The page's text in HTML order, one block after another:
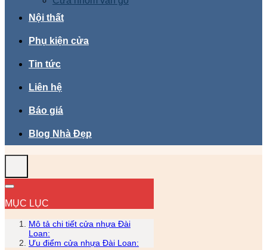
Nội thất
Phụ kiện cửa
Tin tức
Liên hệ
Báo giá
Blog Nhà Đẹp
MỤC LỤC
Mô tả chi tiết cửa nhựa Đài
Loan:
Ưu điểm cửa nhựa Đài Loan: